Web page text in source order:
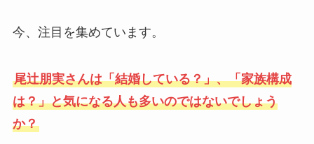
今、注目を集めています。
尾辻朋実さんは「結婚している？」、「家族構成
は？」と気になる人も多いのではないでしょう
か？